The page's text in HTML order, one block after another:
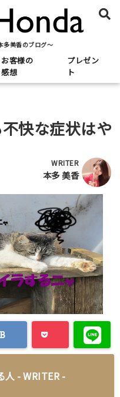
美香のブログ～
お客様の
感想
プレゼン
ト
快な症状はや
WRITER
本多 美香
人 -WRITER -